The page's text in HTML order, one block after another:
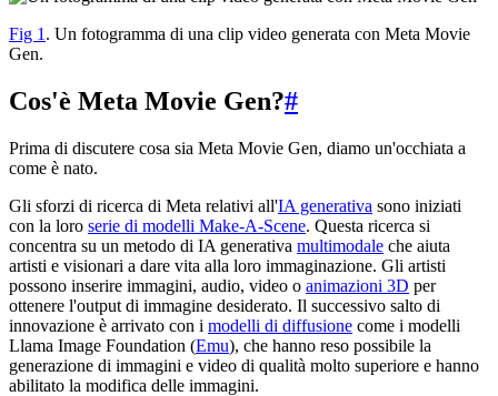
Fig 1 . Un fotogramma di una clip video generata con Meta Movie
Gen.
Cos'è Meta Movie Gen?#
Prima di discutere cosa sia Meta Movie Gen, diamo un'occhiata a
come è nato.
Gli sforzi di ricerca di Meta relativi all'IA generativa sono iniziati
con la loro serie di modelli Make-A-Scene. Questa ricerca si
concentra su un metodo di IA generativa multimodale che aiuta
artisti e visionari a dare vita alla loro immaginazione. Gli artisti
possono inserire immagini, audio, video o animazioni 3D per
ottenere l'output di immagine desiderato. Il successivo salto di
innovazione è arrivato con i modelli di diffusione come i modelli
Llama Image Foundation (Emu), che hanno reso possibile la
generazione di immagini e video di qualità molto superiore e hanno
abilitato la modifica delle immagini.